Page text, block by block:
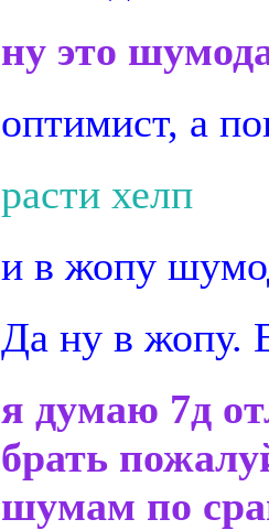
ну это
оптимист, а
расти хелп
и в жопу
Да ну в жопу.
я думаю 7д
брать
шумам по